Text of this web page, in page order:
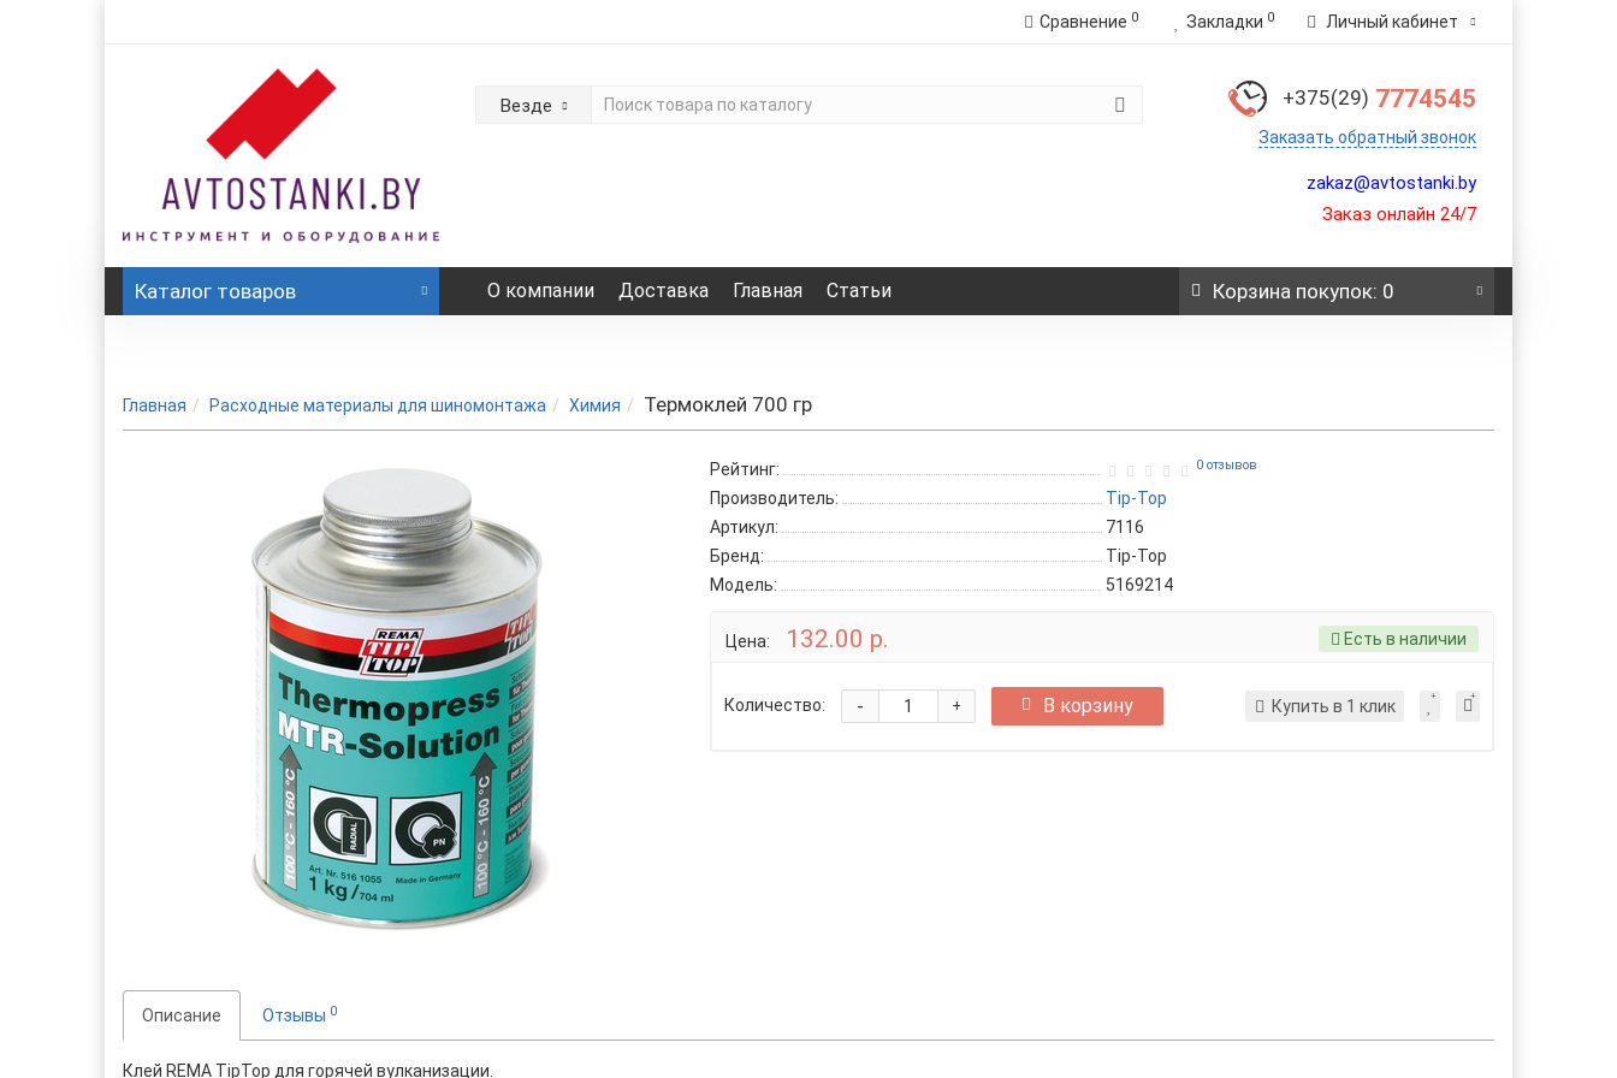
Сравнение 0 Закладки 0 Личный кабинет
Везде +375(29) 7774545
Заказать обратный звонок
zakaz@avtostanki.by
Заказ онлайн 24/7
Каталог товаров О компании Доставка Главная Статьи Корзинапокупок: 0
Главная Расходные материалы для шиномонтажа Химия Термоклей 700 гр
Рейтинг: 0 отзывов
Производитель:
Tip-Top
Артикул:
7116
Бренд:
Tip-Top
Модель:
5169214
Цена: 132.00 р. Есть в наличии
Количество: +
- В корзину Купить в 1 клик
Описание Отзывы 0
Клей REMA TipTop для горячей вулканизации.